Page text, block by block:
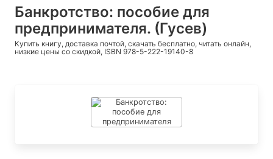
Банкротство: пособие для
предпринимателя. (Гусев)
Купить книгу, доставка почтой, скачать бесплатно, читать онлайн,
низкие цены со скидкой, ISBN 978-5-222-19140-8